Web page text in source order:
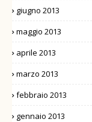
giugno 2013
maggio 2013
aprile 2013
marzo 2013
febbraio 2013
gennaio 2013